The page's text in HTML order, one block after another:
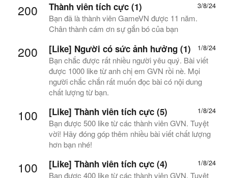
200 3/8/24
Thành viên tích cực (1)
Bạn đã là thành viên GameVN được 11 năm.
Chân thành cám ơn sự gắn bó của bạn
200 1/8/24
[Like] Người có sức ảnh hưởng (1)
Bạn chắc được rất nhiều người yêu quý. Bài viết
được 1000 like từ anh chị em GVN rồi nè. Mọi
người chắc chắn rất muốn đọc bài có nội dung
chất lượng từ bạn.
100 1/8/24
[Like] Thành viên tích cực (5)
Bạn được 500 like từ các thành viên GVN. Tuyệt
vời! Hãy đóng góp thêm nhiều bài viết chất lượng
hơn bạn nhé!
100 1/8/24
[Like] Thành viên tích cực (4)
Bạn được 400 like từ các thành viên GVN. Tuyệt